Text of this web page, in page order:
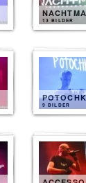
13 BILDER
9 BILDER